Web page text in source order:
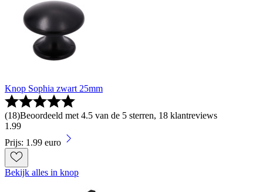
Knop Sophia zwart 25mm
(18)Beoordeeld met 4.5 van de 5 sterren, 18 klantreviews
1 .99
Prijs: 1.99 euro
Bekijk alles in knop